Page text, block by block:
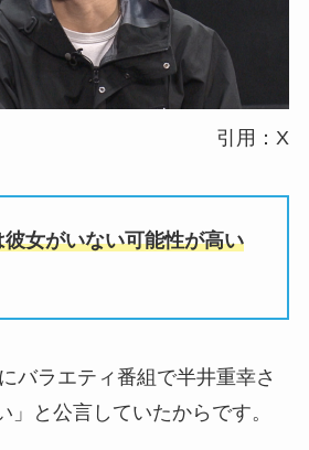
引用：X
女がいない可能性が高い
バラエティ番組で半井重幸さ
」と公言していたからです。